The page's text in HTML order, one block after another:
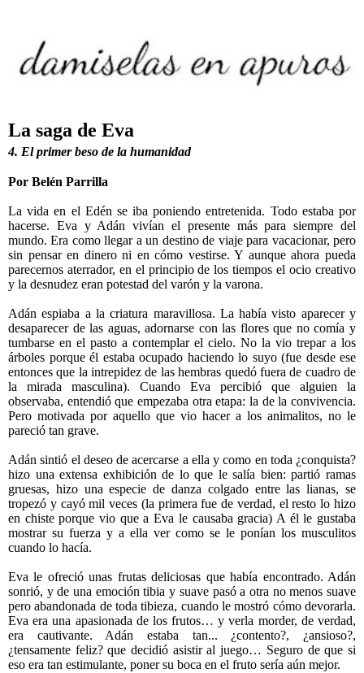
La saga de Eva
4. El primer beso de la humanidad
Por Belén Parrilla
La vida en el Edén se iba poniendo entretenida. Todo estaba por
hacerse. Eva y Adán vivían el presente más para siempre del
mundo. Era como llegar a un destino de viaje para vacacionar, pero
sin pensar en dinero ni en cómo vestirse. Y aunque ahora pueda
parecernos aterrador, en el principio de los tiempos el ocio creativo
y la desnudez eran potestad del varón y la varona.
Adán espiaba a la criatura maravillosa. La había visto aparecer y
desaparecer de las aguas, adornarse con las flores que no comía y
tumbarse en el pasto a contemplar el cielo. No la vio trepar a los
árboles porque él estaba ocupado haciendo lo suyo (fue desde ese
entonces que la intrepidez de las hembras quedó fuera de cuadro de
la mirada masculina). Cuando Eva percibió que alguien la
observaba, entendió que empezaba otra etapa: la de la convivencia.
Pero motivada por aquello que vio hacer a los animalitos, no le
pareció tan grave.
Adán sintió el deseo de acercarse a ella y como en toda ¿conquista?
hizo una extensa exhibición de lo que le salía bien: partió ramas
gruesas, hizo una especie de danza colgado entre las lianas, se
tropezó y cayó mil veces (la primera fue de verdad, el resto lo hizo
en chiste porque vio que a Eva le causaba gracia) A él le gustaba
mostrar su fuerza y a ella ver como se le ponían los musculitos
cuando lo hacía.
Eva le ofreció unas frutas deliciosas que había encontrado. Adán
sonrió, y de una emoción tibia y suave pasó a otra no menos suave
pero abandonada de toda tibieza, cuando le mostró cómo devorarla.
Eva era una apasionada de los frutos… y verla morder, de verdad,
era cautivante. Adán estaba tan... ¿contento?, ¿ansioso?,
¿tensamente feliz? que decidió asistir al juego… Seguro de que si
eso era tan estimulante, poner su boca en el fruto sería aún mejor.